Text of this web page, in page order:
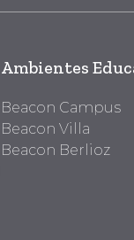
Ambientes
Beacon Campus
Beacon Villa
Beacon Berlioz